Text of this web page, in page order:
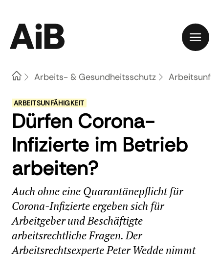
HomeArbeits- & Gesundheitsschutz
ARBEITSUNFÄHIGKEIT
Dürfen Corona-
Infizierte im Betrieb
arbeiten?
Auch ohne eine Quarantänepflicht für
Corona-Infizierte ergeben sich für
Arbeitgeber und Beschäftigte
arbeitsrechtliche Fragen. Der
Arbeitsrechtsexperte Peter Wedde nimmt